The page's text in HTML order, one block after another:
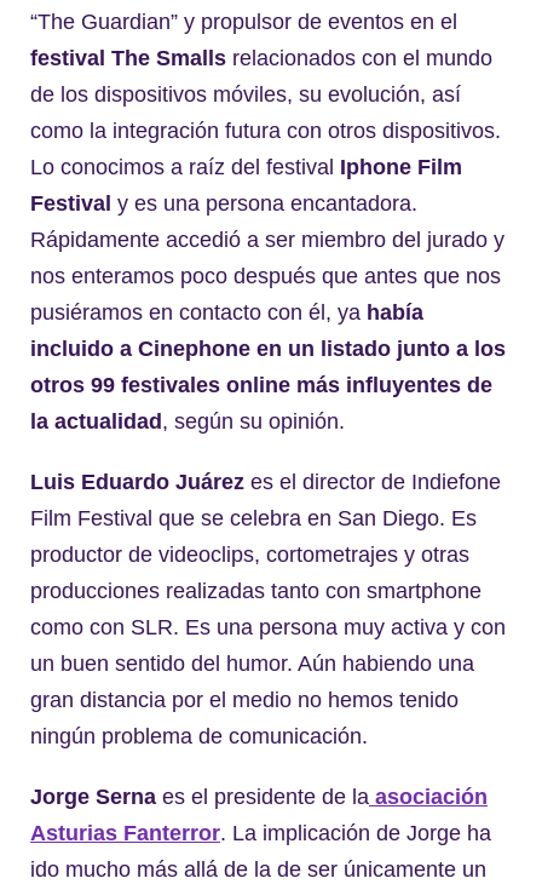
“The Guardian” y propulsor de eventos en el
festival The Smalls relacionados con el mundo
de los dispositivos móviles, su evolución, así
como la integración futura con otros dispositivos.
Lo conocimos a raíz del festival Iphone Film
Festival y es una persona encantadora.
Rápidamente accedió a ser miembro del jurado y
nos enteramos poco después que antes que nos
pusiéramos en contacto con él, ya había
incluido a Cinephone en un listado junto a los
otros 99 festivales online más influyentes de
la actualidad , según su opinión.
Luis Eduardo Juárez es el director de Indiefone
Film Festival que se celebra en San Diego. Es
productor de videoclips, cortometrajes y otras
producciones realizadas tanto con smartphone
como con SLR. Es una persona muy activa y con
un buen sentido del humor. Aún habiendo una
gran distancia por el medio no hemos tenido
ningún problema de comunicación.
Jorge Serna es el presidente de la asociación
Asturias Fanterror. La implicación de Jorge ha
ido mucho más allá de la de ser únicamente un